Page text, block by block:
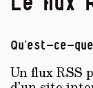
Qu’est-ce-
Un flux RSS